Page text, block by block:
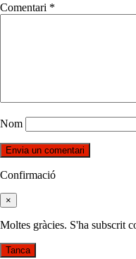
Comentari *
Nom
Confirmació
×
Moltes gràcies. S'ha subscrit
Tanca